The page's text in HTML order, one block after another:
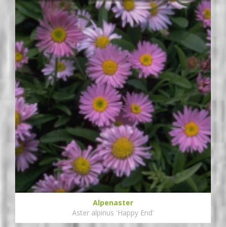
Alpenaster
Aster alpinus 'Happy End'